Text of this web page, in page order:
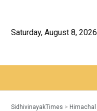
Saturday, August 8, 2026
SidhivinayakTimes > Himachal